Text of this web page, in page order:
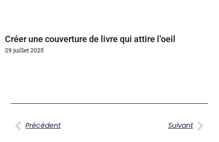
Créer une couverture de livre qui attire l’oeil
29 juillet 2025
Précédent Suivant